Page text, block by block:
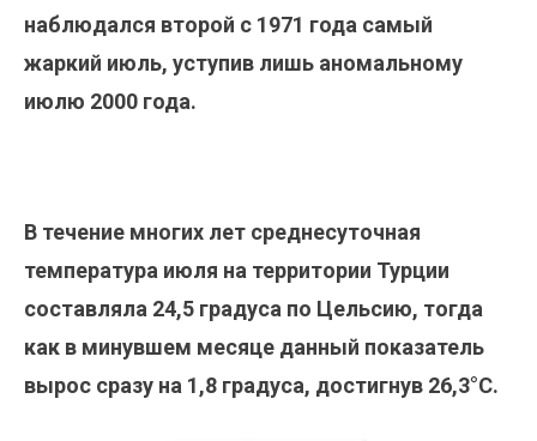
наблюдался второй с 1971 года самый
жаркий июль, уступив лишь аномальному
июлю 2000 года.
В течение многих лет среднесуточная
температура июля на территории Турции
составляла 24,5 градуса по Цельсию, тогда
как в минувшем месяце данный показатель
вырос сразу на 1,8 градуса, достигнув 26,3°С.